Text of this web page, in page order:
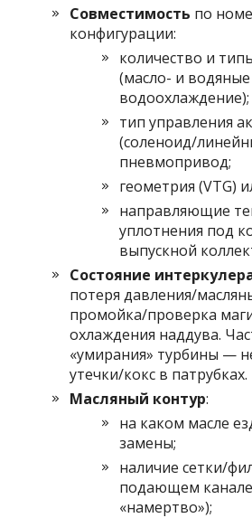
Совместимость по
конфигурации:
количество и
(масло- и
водоохлаждение);
тип управления
(соленоид/
пневмопривод;
геометрия (VTG)
направляющие
уплотнения под
выпускной
Состояние
потеря давления/
промойка/проверка
охлаждения наддува.
«умирания» турбины —
утечки/кокс в патрубках.
Масляный контур:
на каком масле
замены;
наличие сетки/
подающем
«намертво»);